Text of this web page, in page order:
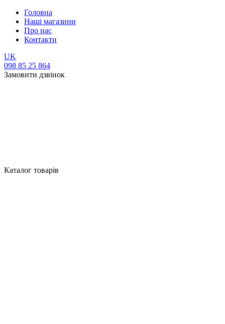
Головна
Наші магазини
Про нас
Контакти
UK
098 85 25 864
Замовити дзвінок
Каталог товарів